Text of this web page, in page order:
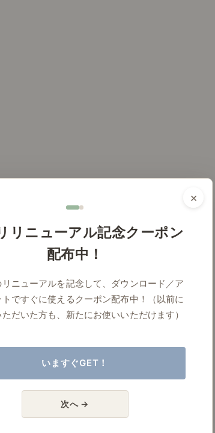
×
リニューアル記念クーポン
配布中！
リニューアルを記念して、ダウンロード／ア
トですぐに使えるクーポン配布中！（以前に
だいた方も、新たにお使いいただけます）
いますぐGET！
次へ →